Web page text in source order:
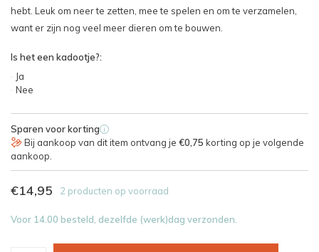
hebt. Leuk om neer te zetten, mee te spelen en om te verzamelen,
want er zijn nog veel meer dieren om te bouwen.
Is het een kadootje?:
Ja
Nee
Sparen voor korting i
Bij aankoop van dit item ontvang je €0,75 korting op je volgende
aankoop.
€14,95 2 producten op voorraad
Voor 14.00 besteld, dezelfde (werk)dag verzonden.